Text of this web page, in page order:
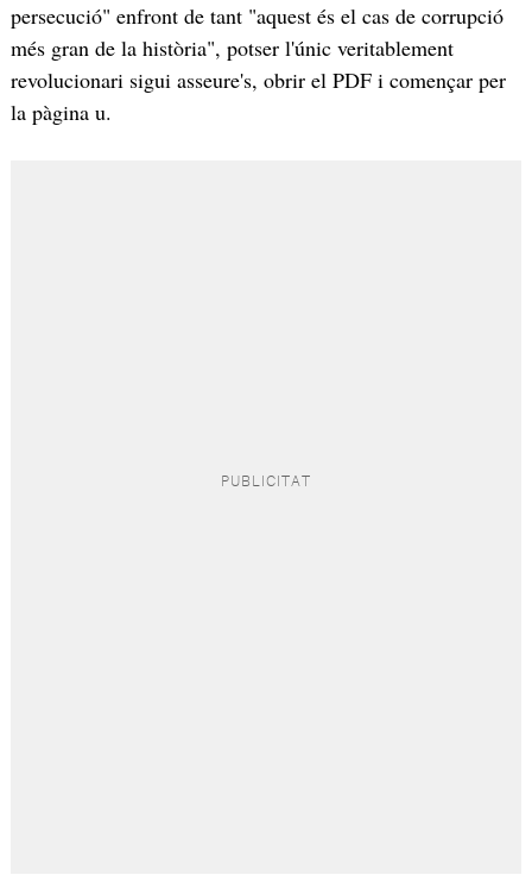
persecució" enfront de tant "aquest és el cas de corrupció
més gran de la història", potser l'únic veritablement
revolucionari sigui asseure's, obrir el PDF i començar per
la pàgina u.